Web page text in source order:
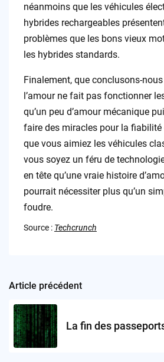
néanmoins que les véhicules
hybrides rechargeables
problèmes que les bons vieux
les hybrides standards.
Finalement, que conclusons-
l’amour ne fait pas fonctionner
qu’un peu d’amour mécanique
faire des miracles pour la fiabilité
que vous aimiez les véhicules
vous soyez un féru de
en tête qu’une vraie histoire
pourrait nécessiter plus qu’un
foudre.
Source : Techcrunch
Post
navigation
Article précédent
La fin des